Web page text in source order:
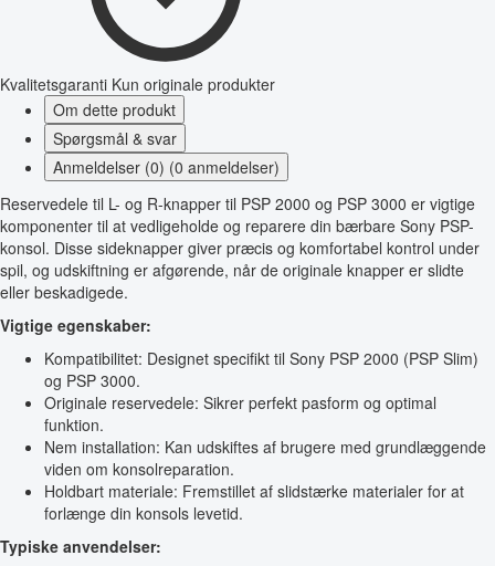
Kvalitetsgaranti Kun originale produkter
Om dette produkt
Spørgsmål & svar
Anmeldelser (0) (0 anmeldelser)
Reservedele til L- og R-knapper til PSP 2000 og PSP 3000 er vigtige
komponenter til at vedligeholde og reparere din bærbare Sony PSP-
konsol. Disse sideknapper giver præcis og komfortabel kontrol under
spil, og udskiftning er afgørende, når de originale knapper er slidte
eller beskadigede.
Vigtige egenskaber:
Kompatibilitet: Designet specifikt til Sony PSP 2000 (PSP Slim)
og PSP 3000.
Originale reservedele: Sikrer perfekt pasform og optimal
funktion.
Nem installation: Kan udskiftes af brugere med grundlæggende
viden om konsolreparation.
Holdbart materiale: Fremstillet af slidstærke materialer for at
forlænge din konsols levetid.
Typiske anvendelser: